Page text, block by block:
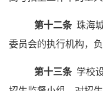
第十二条 珠海
委员会的执行机构，
第十三条 学校